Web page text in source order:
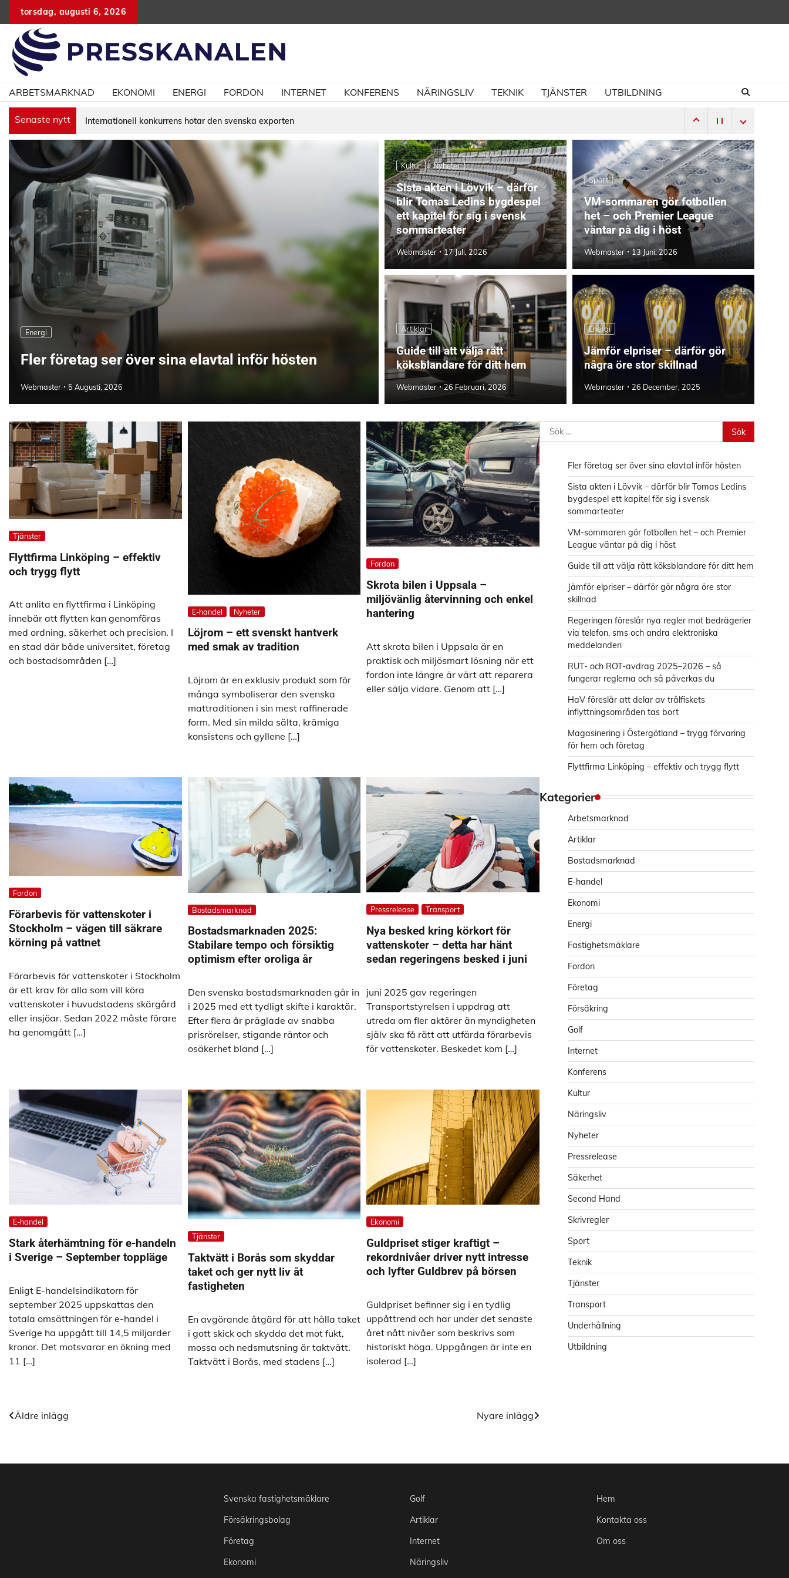
Hoppa
innehåll
torsdag, augusti 6, 2026
ARBETSMARKNAD EKONOMI ENERGI FORDON INTERNET KONFERENS NÄRINGSLIV TEKNIK TJÄNSTER UTBILDNING
Senaste nytt Internationell konkurrens hotar den svenska exporten
Energi
Fler företag ser över sina elavtal inför hösten
Webmaster 5 Augusti, 2026
Kultur Nyheter
Sista akten i Lövvik – därför
blir Tomas Ledins bygdespel
ett kapitel för sig i svensk
sommarteater
Webmaster 17 Juli, 2026
Sport
VM-sommaren gör fotbollen
het – och Premier League
väntar på dig i höst
Webmaster 13 Juni, 2026
Artiklar
Guide till att välja rätt
köksblandare för ditt hem
Webmaster 26 Februari, 2026
Energi
Jämför elpriser – därför gör
några öre stor skillnad
Webmaster 26 December, 2025
Tjänster
Flyttfirma Linköping – effektiv
och trygg flytt
Att anlita en flyttfirma i Linköping
innebär att flytten kan genomföras
med ordning, säkerhet och precision. I
en stad där både universitet, företag
och bostadsområden […]
E-handel Nyheter
Löjrom – ett svenskt hantverk
med smak av tradition
Löjrom är en exklusiv produkt som för
många symboliserar den svenska
mattraditionen i sin mest raffinerade
form. Med sin milda sälta, krämiga
konsistens och gyllene […]
Fordon
Skrota bilen i Uppsala –
miljövänlig återvinning och enkel
hantering
Att skrota bilen i Uppsala är en
praktisk och miljösmart lösning när ett
fordon inte längre är värt att reparera
eller sälja vidare. Genom att […]
Fordon
Förarbevis för vattenskoter i
Stockholm – vägen till säkrare
körning på vattnet
Förarbevis för vattenskoter i Stockholm
är ett krav för alla som vill köra
vattenskoter i huvudstadens skärgård
eller insjöar. Sedan 2022 måste förare
ha genomgått […]
Bostadsmarknad
Bostadsmarknaden 2025:
Stabilare tempo och försiktig
optimism efter oroliga år
Den svenska bostadsmarknaden går in
i 2025 med ett tydligt skifte i karaktär.
Efter flera år präglade av snabba
prisrörelser, stigande räntor och
osäkerhet bland […]
Pressrelease Transport
Nya besked kring körkort för
vattenskoter – detta har hänt
sedan regeringens besked i juni
juni 2025 gav regeringen
Transportstyrelsen i uppdrag att
utreda om fler aktörer än myndigheten
själv ska få rätt att utfärda förarbevis
för vattenskoter. Beskedet kom […]
E-handel
Stark återhämtning för e-handeln
i Sverige – September toppläge
Enligt E-handelsindikatorn för
september 2025 uppskattas den
totala omsättningen för e-handel i
Sverige ha uppgått till 14,5 miljarder
kronor. Det motsvarar en ökning med
11 […]
Tjänster
Taktvätt i Borås som skyddar
taket och ger nytt liv åt
fastigheten
En avgörande åtgärd för att hålla taket
i gott skick och skydda det mot fukt,
mossa och nedsmutsning är taktvätt.
Taktvätt i Borås, med stadens […]
Ekonomi
Guldpriset stiger kraftigt –
rekordnivåer driver nytt intresse
och lyfter Guldbrev på börsen
Guldpriset befinner sig i en tydlig
uppåttrend och har under det senaste
året nått nivåer som beskrivs som
historiskt höga. Uppgången är inte en
isolerad […]
Inläggsnavigering
Äldre inlägg Nyare inlägg
Sök
efter:
Fler företag ser över sina elavtal inför hösten
Sista akten i Lövvik – därför blir Tomas Ledins
bygdespel ett kapitel för sig i svensk
sommarteater
VM-sommaren gör fotbollen het – och Premier
League väntar på dig i höst
Guide till att välja rätt köksblandare för ditt hem
Jämför elpriser – därför gör några öre stor
skillnad
Regeringen föreslår nya regler mot bedrägerier
via telefon, sms och andra elektroniska
meddelanden
RUT- och ROT-avdrag 2025–2026 – så
fungerar reglerna och så påverkas du
HaV föreslår att delar av trålfiskets
inflyttningsområden tas bort
Magasinering i Östergötland – trygg förvaring
för hem och företag
Flyttfirma Linköping – effektiv och trygg flytt
Kategorier
Arbetsmarknad
Artiklar
Bostadsmarknad
E-handel
Ekonomi
Energi
Fastighetsmäklare
Fordon
Företag
Försäkring
Golf
Internet
Konferens
Kultur
Näringsliv
Nyheter
Pressrelease
Säkerhet
Second Hand
Skrivregler
Sport
Teknik
Tjänster
Transport
Underhållning
Utbildning
Svenska fastighetsmäklare
Försäkringsbolag
Företag
Ekonomi
Golf
Artiklar
Internet
Näringsliv
Hem
Kontakta oss
Om oss